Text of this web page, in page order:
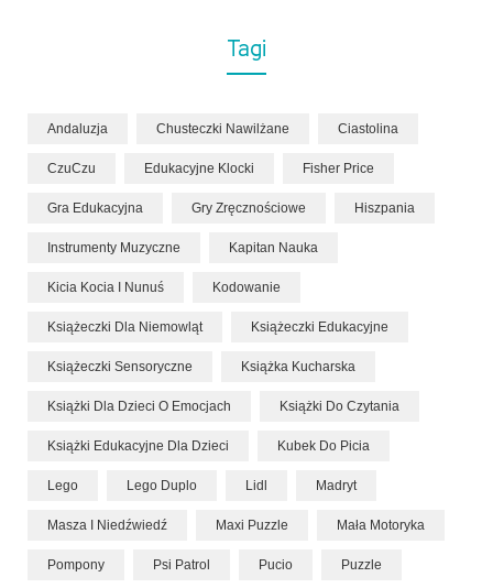
Tagi
Andaluzja Chusteczki Nawilżane Ciastolina
CzuCzu Edukacyjne Klocki Fisher Price
Gra Edukacyjna Gry Zręcznościowe Hiszpania
Instrumenty Muzyczne Kapitan Nauka
Kicia Kocia I Nunuś Kodowanie
Książeczki Dla Niemowląt Książeczki Edukacyjne
Książeczki Sensoryczne Książka Kucharska
Książki Dla Dzieci O Emocjach Książki Do Czytania
Książki Edukacyjne Dla Dzieci Kubek Do Picia
Lego Lego Duplo Lidl Madryt
Masza I Niedźwiedź Maxi Puzzle Mała Motoryka
Pompony Psi Patrol Pucio Puzzle